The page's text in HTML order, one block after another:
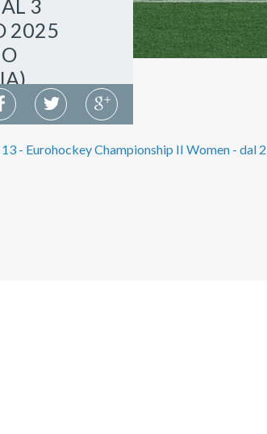
3
2025
- Eurohockey Championship II Women - dal